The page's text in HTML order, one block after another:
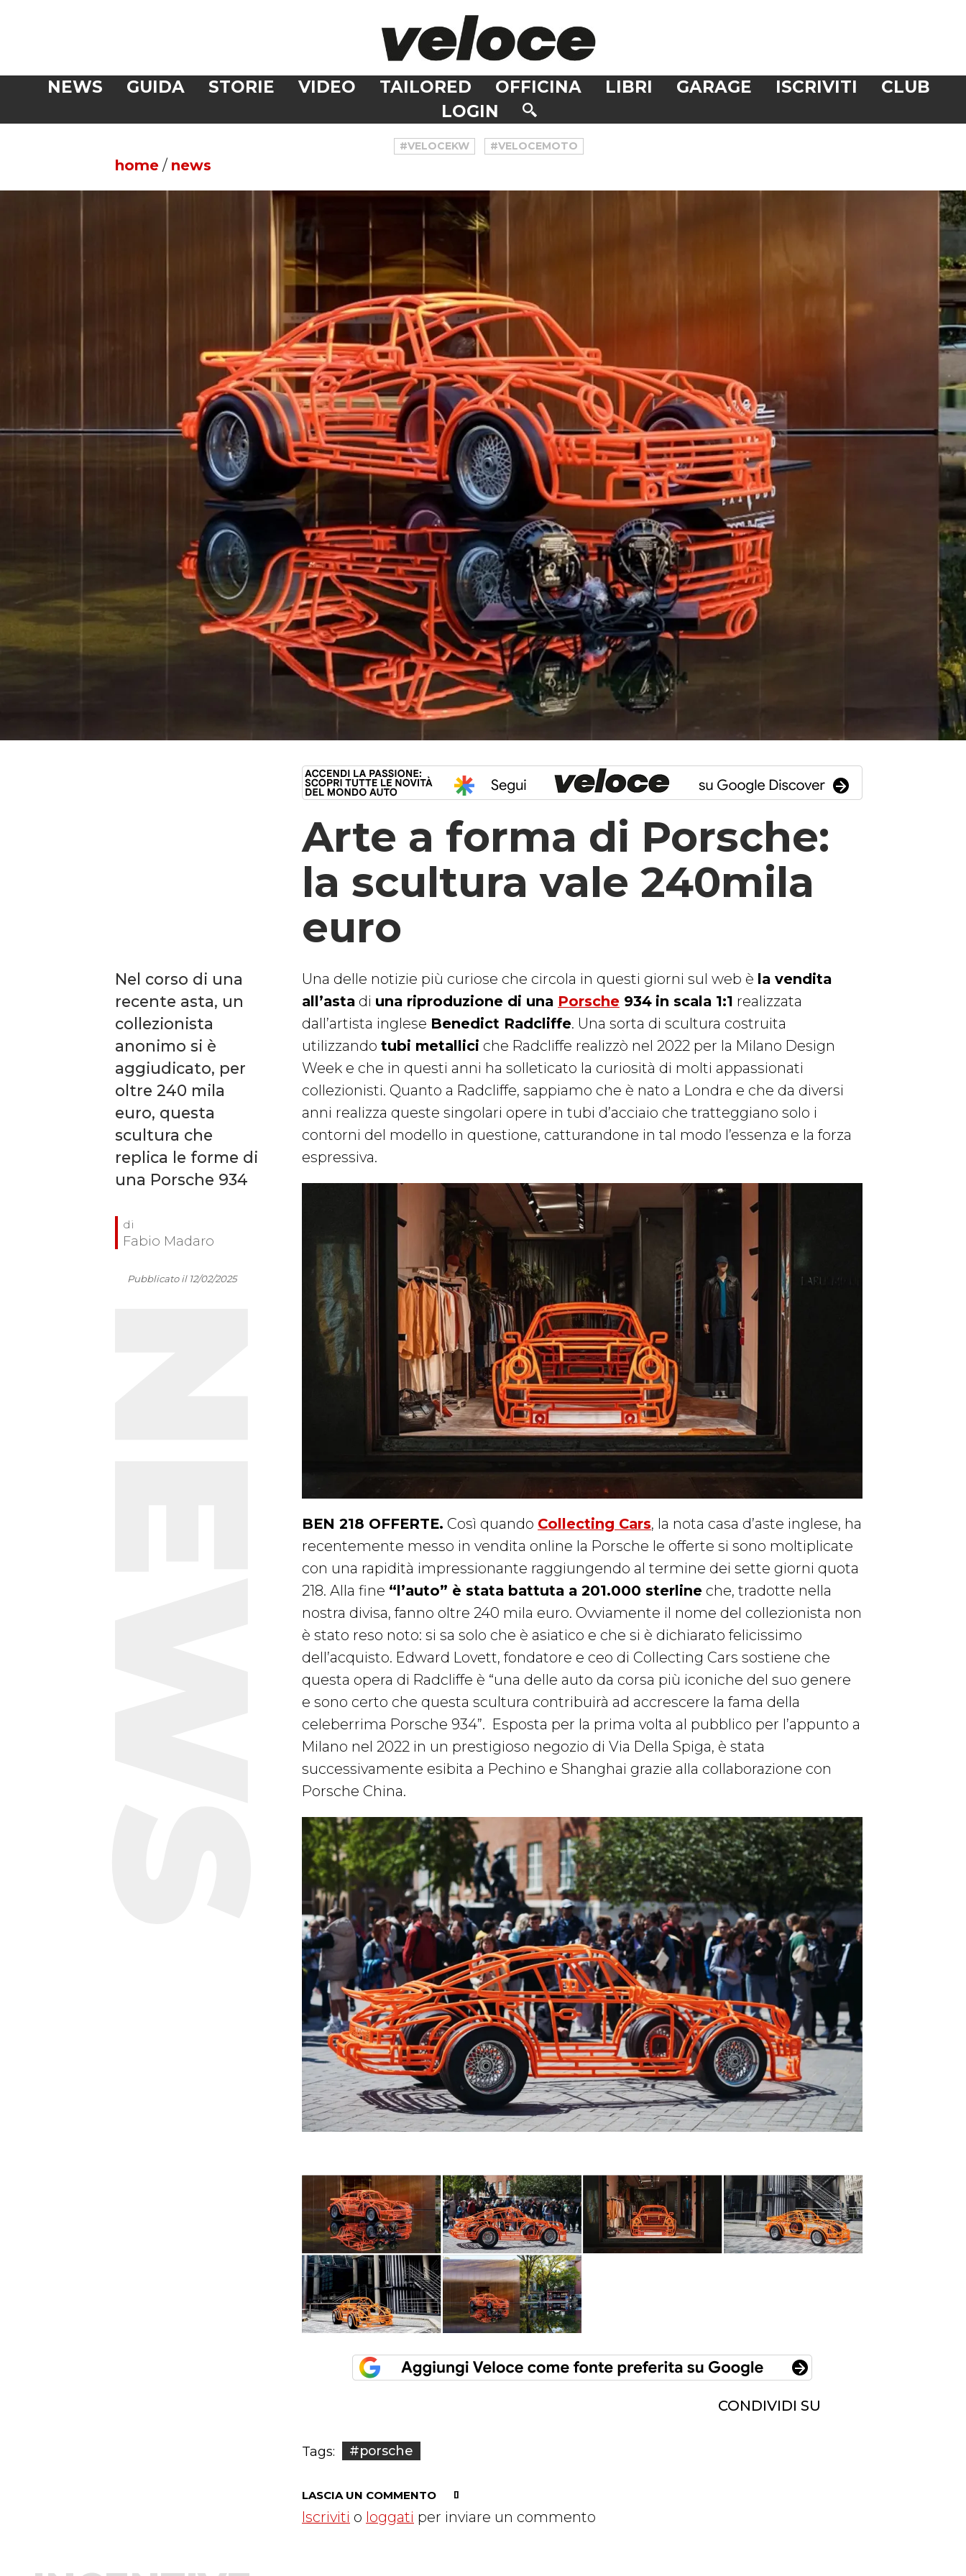
NEWS GUIDA STORIE VIDEO TAILORED OFFICINA LIBRI GARAGE ISCRIVITI
CLUB
LOGIN
#VELOCEKW #VELOCEMOTO
home / news
Arte a forma di Porsche:
la scultura vale 240mila
euro
Nel corso di una
recente asta, un
collezionista
anonimo si è
aggiudicato, per
oltre 240 mila
euro, questa
scultura che
replica le forme di
una Porsche 934
Fabio Madaro
Pubblicato il 12/02/2025
Una delle notizie più curiose che circola in questi giorni sul web è la vendita
all’asta di una riproduzione di una Porsche 934 in scala 1:1 realizzata
dall’artista inglese Benedict Radcliffe. Una sorta di scultura costruita
utilizzando tubi metallici che Radcliffe realizzò nel 2022 per la Milano Design
Week e che in questi anni ha solleticato la curiosità di molti appassionati
collezionisti. Quanto a Radcliffe, sappiamo che è nato a Londra e che da diversi
anni realizza queste singolari opere in tubi d’acciaio che tratteggiano solo i
contorni del modello in questione, catturandone in tal modo l’essenza e la forza
espressiva.
BEN 218 OFFERTE. Così quando Collecting Cars, la nota casa d’aste inglese, ha
recentemente messo in vendita online la Porsche le offerte si sono moltiplicate
con una rapidità impressionante raggiungendo al termine dei sette giorni quota
218. Alla fine “l’auto” è stata battuta a 201.000 sterline che, tradotte nella
nostra divisa, fanno oltre 240 mila euro. Ovviamente il nome del collezionista non
è stato reso noto: si sa solo che è asiatico e che si è dichiarato felicissimo
dell’acquisto. Edward Lovett, fondatore e ceo di Collecting Cars sostiene che
questa opera di Radcliffe è “una delle auto da corsa più iconiche del suo genere
e sono certo che questa scultura contribuirà ad accrescere la fama della
celeberrima Porsche 934”. Esposta per la prima volta al pubblico per l’appunto a
Milano nel 2022 in un prestigioso negozio di Via Della Spiga, è stata
successivamente esibita a Pechino e Shanghai grazie alla collaborazione con
Porsche China.
CONDIVIDI SU
Tags: #porsche
LASCIA UN COMMENTO
Iscriviti o loggati per inviare un commento